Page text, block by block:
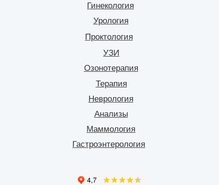
Гинекология
Урология
Проктология
УЗИ
Терапия
Гастроэнтерология
Озонотерапия
Неврология
Анализы
Маммология